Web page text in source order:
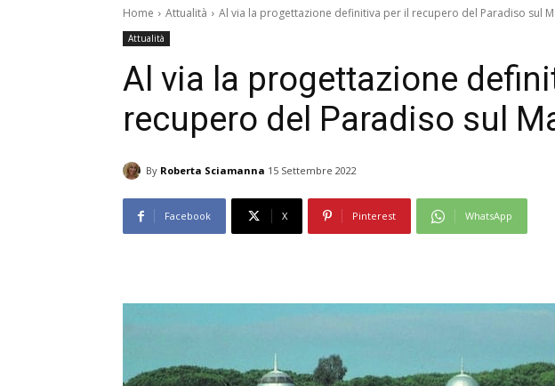
Home Attualità Al via la progettazione definitiva per il recupero del Paradiso sul
Attualità
Al via la progettazione
recupero del Paradiso sul
By Roberta Sciamanna 15 Settembre 2022
Facebook X Pinterest WhatsApp